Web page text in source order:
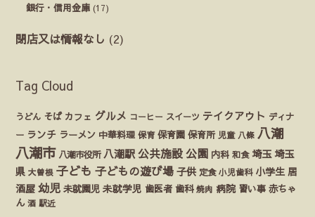
銀行・信用金庫 (17)
閉店又は情報なし (2)
Tag Cloud
うどん そば カフェ グルメ コーヒー スイーツ テイクアウト ディナ
ー ランチ ラーメン 中華料理 保育 保育園 保育所 児童 八條 八潮
八潮市 八潮市役所 八潮駅 公共施設 公園 内科 和食 埼玉 埼玉
県 大曽根 子ども 子どもの遊び場 子供 定食 小児歯科 小学生 居
酒屋 幼児 未就園児 未就学児 歯医者 歯科 焼肉 病院 習い事 赤ちゃ
ん 酒 駅近